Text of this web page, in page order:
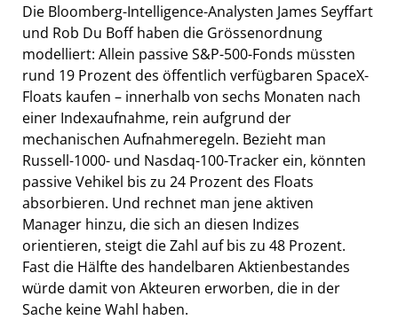
Die Bloomberg-Intelligence-Analysten James Seyffart
und Rob Du Boff haben die Grössenordnung
modelliert: Allein passive S&P-500-Fonds müssten
rund 19 Prozent des öffentlich verfügbaren SpaceX-
Floats kaufen – innerhalb von sechs Monaten nach
einer Indexaufnahme, rein aufgrund der
mechanischen Aufnahmeregeln. Bezieht man
Russell-1000- und Nasdaq-100-Tracker ein, könnten
passive Vehikel bis zu 24 Prozent des Floats
absorbieren. Und rechnet man jene aktiven
Manager hinzu, die sich an diesen Indizes
orientieren, steigt die Zahl auf bis zu 48 Prozent.
Fast die Hälfte des handelbaren Aktienbestandes
würde damit von Akteuren erworben, die in der
Sache keine Wahl haben.